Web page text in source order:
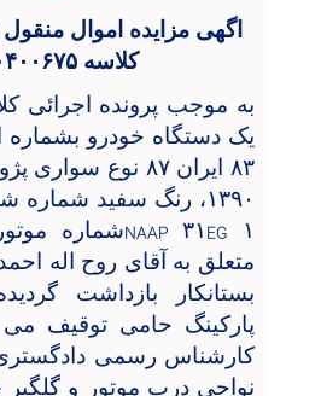
اگهی مزایده اموال
کلاسه ۱۴۰۴۰۰۶۷۵
۸۳ ایران ۸۷ نوع سواری پژو ۲۰۶ آریان
۱۳۹۰، رنگ سفید شماره شاسی
۱ EG ۳۱ NAAP
متعلق به آقای روح اله
بستانکار بازداشت
پارکینگ حامی توقیف
کارشناس رسمی
نواحی درب موتور و